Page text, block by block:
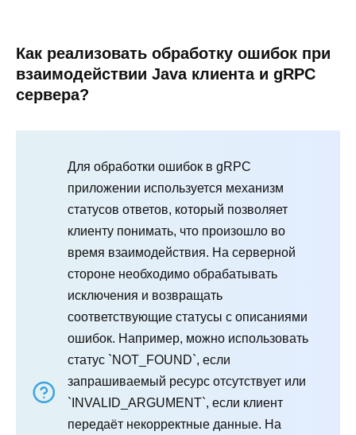
Как реализовать обработку ошибок при
взаимодействии Java клиента и gRPC
сервера?
Для обработки ошибок в gRPC
приложении используется механизм
статусов ответов, который позволяет
клиенту понимать, что произошло во
время взаимодействия. На серверной
стороне необходимо обрабатывать
исключения и возвращать
соответствующие статусы с описаниями
ошибок. Например, можно использовать
статус `NOT_FOUND`, если
запрашиваемый ресурс отсутствует или
`INVALID_ARGUMENT`, если клиент
передаёт некорректные данные. На